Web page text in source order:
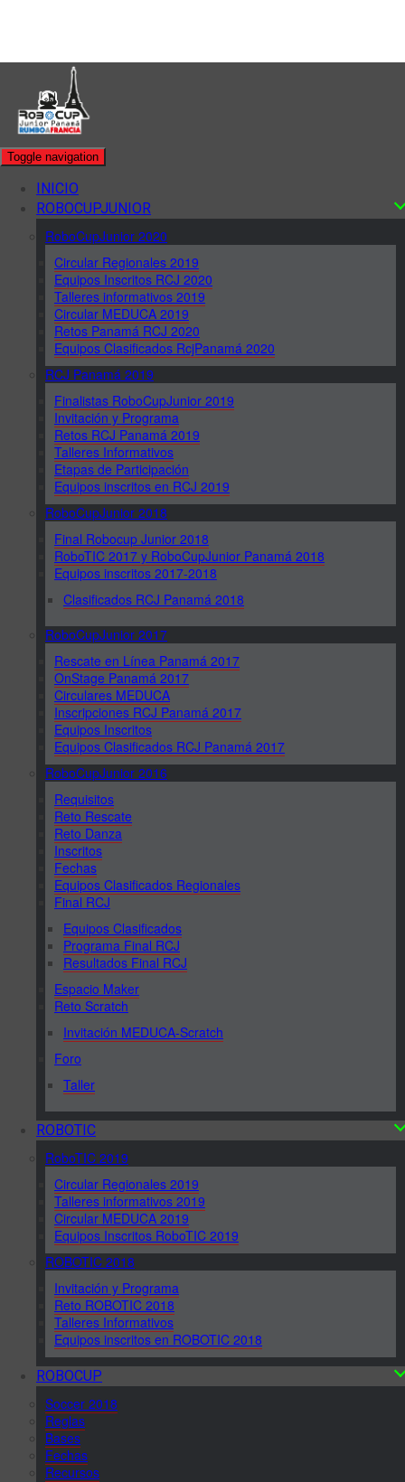
Toggle navigation
INICIO
ROBOCUPJUNIOR
RoboCupJunior 2020
Circular Regionales 2019
Equipos Inscritos RCJ 2020
Talleres informativos 2019
Circular MEDUCA 2019
Retos Panamá RCJ 2020
Equipos Clasificados RcjPanamá 2020
RCJ Panamá 2019
Finalistas RoboCupJunior 2019
Invitación y Programa
Retos RCJ Panamá 2019
Talleres Informativos
Etapas de Participación
Equipos inscritos en RCJ 2019
RoboCupJunior 2018
Final Robocup Junior 2018
RoboTIC 2017 y RoboCupJunior Panamá 2018
Equipos inscritos 2017-2018
Clasificados RCJ Panamá 2018
RoboCupJunior 2017
Rescate en Línea Panamá 2017
OnStage Panamá 2017
Circulares MEDUCA
Inscripciones RCJ Panamá 2017
Equipos Inscritos
Equipos Clasificados RCJ Panamá 2017
RoboCupJunior 2016
Requisitos
Reto Rescate
Reto Danza
Inscritos
Fechas
Equipos Clasificados Regionales
Final RCJ
Equipos Clasificados
Programa Final RCJ
Resultados Final RCJ
Espacio Maker
Reto Scratch
Invitación MEDUCA-Scratch
Foro
Taller
ROBOTIC
RoboTIC 2019
Circular Regionales 2019
Talleres informativos 2019
Circular MEDUCA 2019
Equipos Inscritos RoboTIC 2019
ROBOTIC 2018
Invitación y Programa
Reto ROBOTIC 2018
Talleres Informativos
Equipos inscritos en ROBOTIC 2018
ROBOCUP
Soccer 2018
Reglas
Bases
Fechas
Recursos